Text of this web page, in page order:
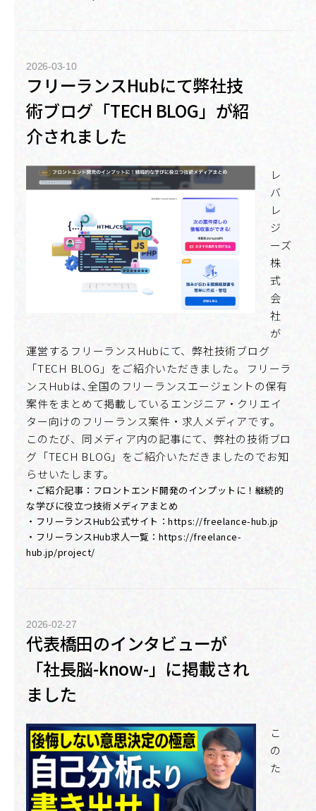
2026-03-10
フリーランスHubにて弊社技
術ブログ「TECH BLOG」が紹
介されました
レ
バ
レ
ジ
ーズ
株
式
会
社
が
運営するフリーランスHubにて、弊社技術ブログ
「TECH BLOG」をご紹介いただきました。 フリーラ
ンスHubは､全国のフリーランスエージェントの保有
案件をまとめて掲載しているエンジニア・クリエイ
ター向けのフリーランス案件・求人メディアです。
このたび、同メディア内の記事にて、弊社の技術ブロ
グ「TECH BLOG」をご紹介いただきましたのでお知
らせいたします。
・ご紹介記事： フロントエンド開発のインプットに！継続的
な学びに役立つ技術メディアまとめ
・フリーランスHub公式サイト：https://freelance-hub.jp
・フリーランスHub求人一覧： https://freelance-
hub.jp/project/
2026-02-27
代表橋田のインタビューが
「社長脳-know-」に掲載され
ました
こ
の
た